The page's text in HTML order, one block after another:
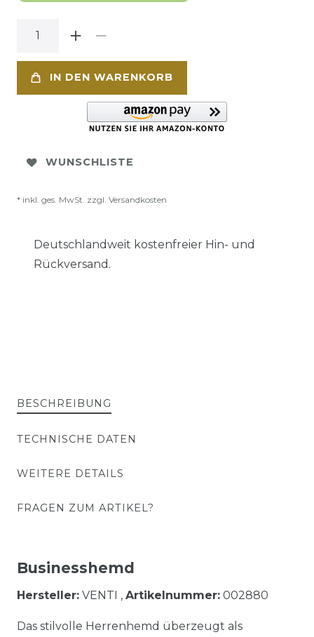
IN DEN WARENKORB
WUNSCHLISTE
* inkl. ges. MwSt. zzgl. Versandkosten
Deutschlandweit kostenfreier Hin- und
Rückversand.
BESCHREIBUNG
TECHNISCHE DATEN
WEITERE DETAILS
FRAGEN ZUM ARTIKEL?
Businesshemd
Hersteller: VENTI , Artikelnummer: 002880
Das stilvolle Herrenhemd überzeugt als